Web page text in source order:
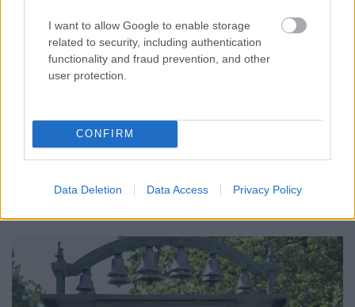
I want to allow Google to enable storage
related to security, including authentication
functionality and fraud prevention, and other
user protection.
CONFIRM
Data Deletion Data Access Privacy Policy
MEGHIBÁSODOTT TRANSZFORMÁTORT
Megkezdték az elhalasztott egészségügyi ellátásokat.
Szólj hozzá!